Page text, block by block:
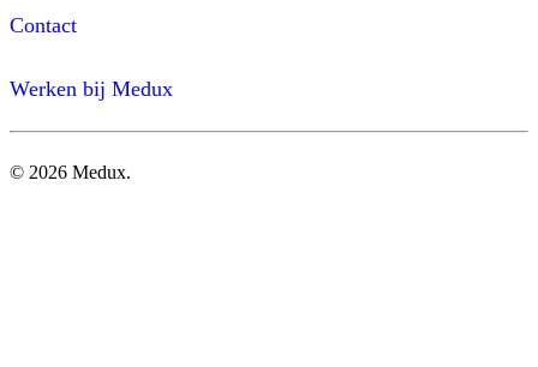
Contact
Werken bij Medux
© 2026 Medux.